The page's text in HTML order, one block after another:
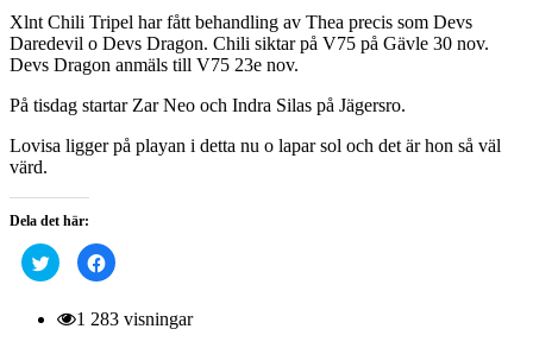
Xlnt Chili Tripel har fått behandling av Thea precis som Devs
Daredevil o Devs Dragon. Chili siktar på V75 på Gävle 30 nov.
Devs Dragon anmäls till V75 23e nov.
På tisdag startar Zar Neo och Indra Silas på Jägersro.
Lovisa ligger på playan i detta nu o lapar sol och det är hon så väl
värd.
Dela det här:
Klicka
för
på
Twitter
Klicka
för
på
Facebook
1 283 visningar